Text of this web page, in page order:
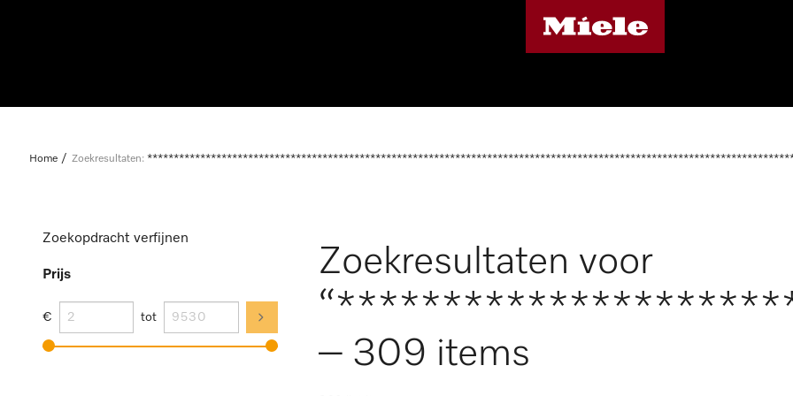
Home Zoekresultaten:
Zoekopdracht verfijnen
Prijs
€ tot
Zoekresultaten voor
– 309 items